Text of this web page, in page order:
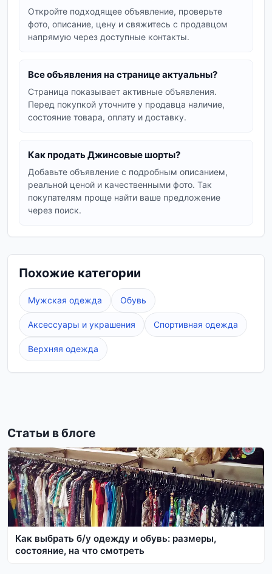
дерзости и неформальности.
Декоративные потертости и разрезы –
главный тренд.
выглядят элегантно и стильно. Подходят
для более сдержанных образов.
Шорты с декором:вышивка, аппликации,
стразы – для тех, кто любит выделяться.
качественного денима различных цветов: от
классического синего и голубого до белого и
черного. Разнообразие фасонов и размеров
позволит каждой девушке подобрать
чтобы вы могли найти самые актуальные
новинки. Выбирайте джинсовые шорты,
которые сделают ваш летний образ
неповторимым!
Откройте подходящее объявление, проверьте
фото, описание, цену и свяжитесь с продавцом
напрямую через доступные контакты.
Все объявления на странице актуальны?
Страница показывает активные объявления.
Перед покупкой уточните у продавца наличие,
состояние товара, оплату и доставку.
Как продать Джинсовые шорты?
Добавьте объявление с подробным описанием,
реальной ценой и качественными фото. Так
покупателям проще найти ваше предложение
через поиск.
Похожие категории
Мужская одежда Обувь
Аксессуары и украшения Спортивная одежда
Верхняя одежда
Статьи в блоге
Как выбрать б/у одежду и обувь: размеры,
состояние, на что смотреть